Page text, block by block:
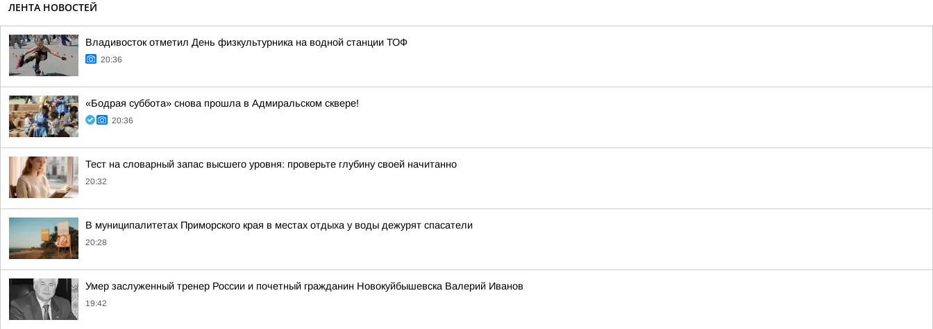
ЛЕНТА НОВОСТЕЙ
Владивосток отметил День физкультурника на водной станции ТОФ
20:36
«Бодрая суббота» снова прошла в Адмиральском сквере!
20:36
Тест на словарный запас высшего уровня: проверьте глубину своей начитанно
20:32
В муниципалитетах Приморского края в местах отдыха у воды дежурят спасатели
20:28
Умер заслуженный тренер России и почетный гражданин Новокуйбышевска Валерий Иванов
19:42